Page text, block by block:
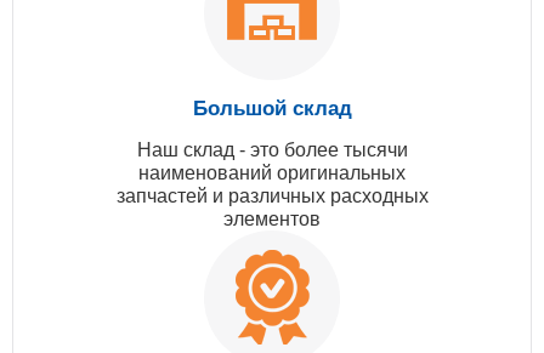
Большой склад
Наш склад - это более тысячи
наименований оригинальных
запчастей и различных расходных
элементов